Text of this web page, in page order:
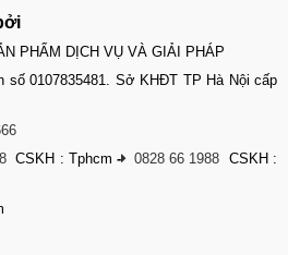
PHẨM DỊCH VỤ VÀ GIẢI PHÁP
số 0107835481. Sở KHĐT TP Hà Nội cấp
CSKH : Tphcm- 0828 66 1988 CSKH :